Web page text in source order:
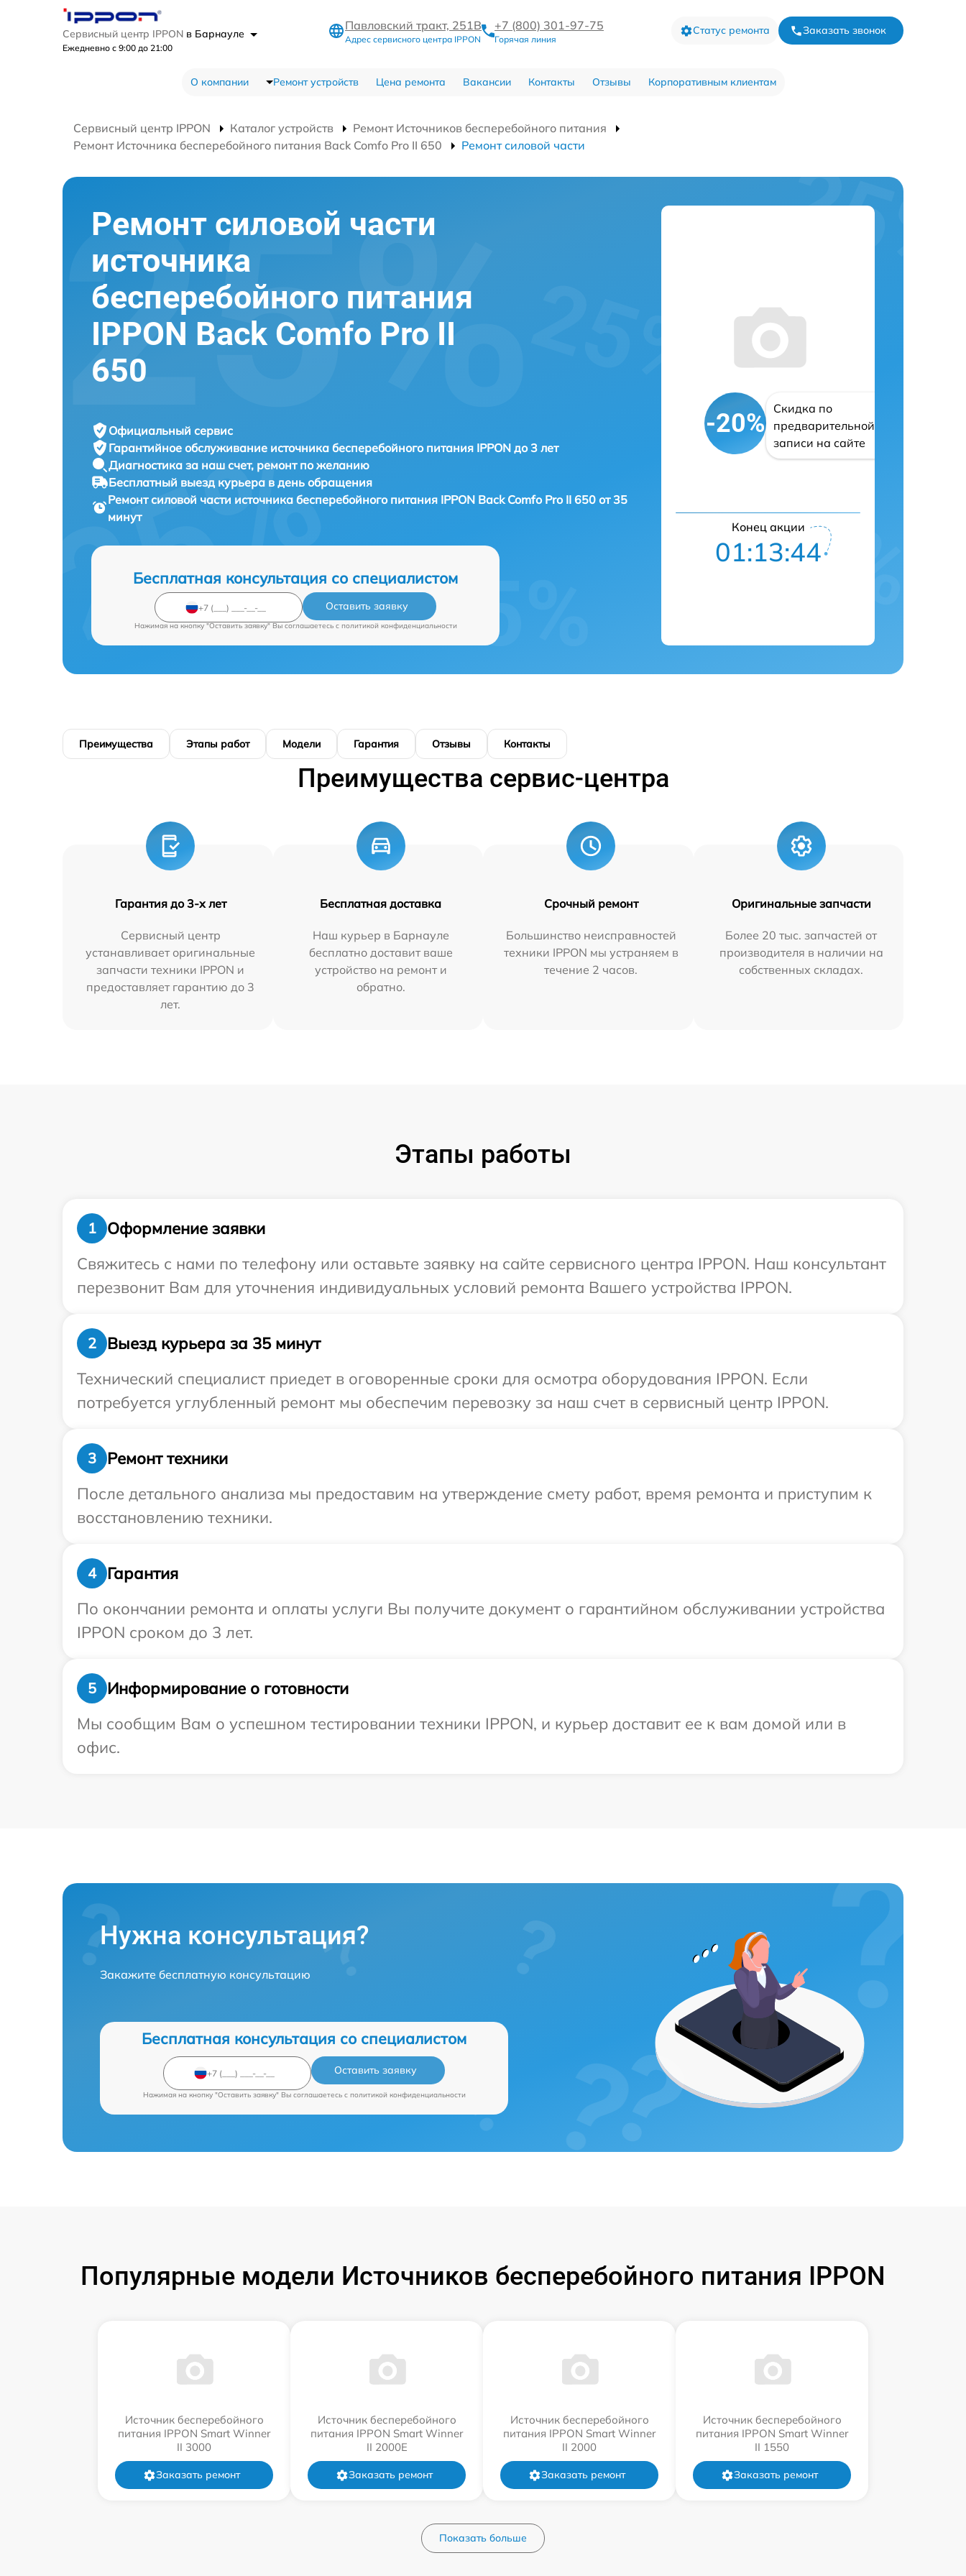
Сервисный центр IPPON в Барнауле
Ежедневно с 9:00 до 21:00
Павловский тракт, 251В
Адрес сервисного центра IPPON
+7 (800) 301-97-75
Горячая линия
Статус ремонта Заказать звонок
О компании Ремонт устройств Цена ремонта Вакансии Контакты Отзывы Корпоративным клиентам
Сервисный центр IPPON Каталог устройств
Ремонт Источников бесперебойного питания
Ремонт Источника бесперебойного питания Back Comfo Pro II 650
Ремонт силовой части
Ремонт силовой части
источника
бесперебойного питания
IPPON Back Comfo Pro II
650
Официальный сервис
Гарантийное обслуживание источника бесперебойного питания IPPON до 3 лет
Диагностика за наш счет, ремонт по желанию
Бесплатный выезд курьера в день обращения
Ремонт силовой части источника бесперебойного питания IPPON Back Comfo Pro II 650 от 35
минут
Бесплатная консультация со специалистом
Оставить заявку
Нажимая на кнопку "Оставить заявку" Вы соглашаетесь c политикой конфиденциальности
-20%
Скидка по
предварительной
записи на сайте
Конец акции
01:13:43
Преимущества Этапы работ Модели Гарантия Отзывы Контакты
Преимущества сервис-центра
Гарантия до 3-х лет
Сервисный центр
устанавливает оригинальные
запчасти техники IPPON и
предоставляет гарантию до 3
лет.
Бесплатная доставка
Наш курьер в Барнауле
бесплатно доставит ваше
устройство на ремонт и
обратно.
Срочный ремонт
Большинство неисправностей
техники IPPON мы устраняем в
течение 2 часов.
Оригинальные запчасти
Более 20 тыс. запчастей от
производителя в наличии на
собственных складах.
Этапы работы
1
Оформление заявки
Свяжитесь с нами по телефону или оставьте заявку на сайте сервисного центра IPPON. Наш консультант
перезвонит Вам для уточнения индивидуальных условий ремонта Вашего устройства IPPON.
2
Выезд курьера за 35 минут
Технический специалист приедет в оговоренные сроки для осмотра оборудования IPPON. Если
потребуется углубленный ремонт мы обеспечим перевозку за наш счет в сервисный центр IPPON.
3
Ремонт техники
После детального анализа мы предоставим на утверждение смету работ, время ремонта и приступим к
восстановлению техники.
4
Гарантия
По окончании ремонта и оплаты услуги Вы получите документ о гарантийном обслуживании устройства
IPPON сроком до 3 лет.
5
Информирование о готовности
Мы сообщим Вам о успешном тестировании техники IPPON, и курьер доставит ее к вам домой или в
офис.
Нужна консультация?
Закажите бесплатную консультацию
Бесплатная консультация со специалистом
Оставить заявку
Нажимая на кнопку "Оставить заявку" Вы соглашаетесь c политикой конфиденциальности
Популярные модели Источников бесперебойного питания IPPON
Источник бесперебойного
питания IPPON Smart Winner
II 3000
Заказать ремонт
Источник бесперебойного
питания IPPON Smart Winner
II 2000E
Заказать ремонт
Источник бесперебойного
питания IPPON Smart Winner
II 2000
Заказать ремонт
Источник бесперебойного
питания IPPON Smart Winner
II 1550
Заказать ремонт
Показать больше